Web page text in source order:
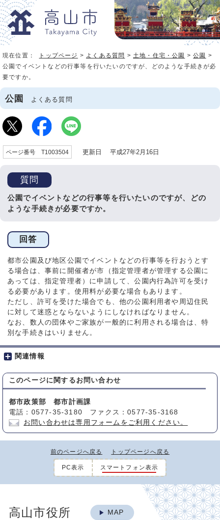
現在位置： トップページ > よくある質問 >土地・住宅・公園 >公園 >
公園でイベントなどの行事等を行いたいのですが、どのような手続きが必
要ですか。
公園 よくある質問
ページ番号 T1003504 更新日 平成27年2月16日
質問
公園でイベントなどの行事等を行いたいのですが、どの
ような手続きが必要ですか。
回答
都市公園及び地区公園でイベントなどの行事等を行おうとす
る場合は、事前に開催者が市（指定管理者が管理する公園に
あっては、指定管理者）に申請して、公園内行為許可を受け
る必要があります。使用料が必要な場合もあります。
ただし、許可を受けた場合でも、他の公園利用者や周辺住民
に対して迷惑とならないようにしなければなりません。
なお、数人の団体やご家族が一般的に利用される場合は、特
別な手続きはいりません。
関連情報
このページに関する お問い合わせ
都市政策部 都市計画課
電話：0577-35-3180 ファクス：0577-35-3168
お問い合わせは専用フォームをご利用ください。
前のページへ戻る トップページへ戻る
PC表示 スマートフォン表示
高山市役所 MAP